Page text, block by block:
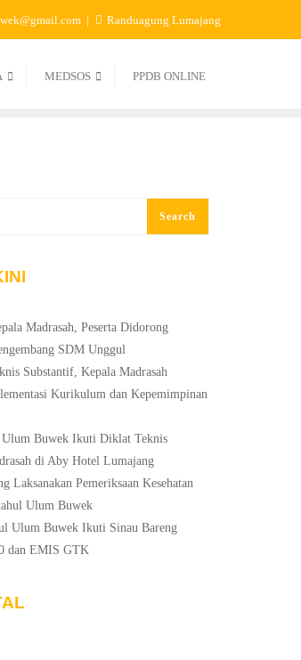
Randuagung Lumajang
MEDSOS PPDB ONLINE
Madrasah, Peserta Didorong
SDM Unggul
Substantif, Kepala Madrasah
Kurikulum dan Kepemimpinan
Buwek Ikuti Diklat Teknis
di Aby Hotel Lumajang
Laksanakan Pemeriksaan Kesehatan
Ulum Buwek
Ulum Buwek Ikuti Sinau Bareng
dan EMIS GTK